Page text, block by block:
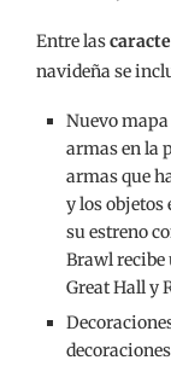
Entre las
navideña se
Nuevo
armas en la
armas que
y los objetos
su estreno
Brawl recibe
Great Hall y